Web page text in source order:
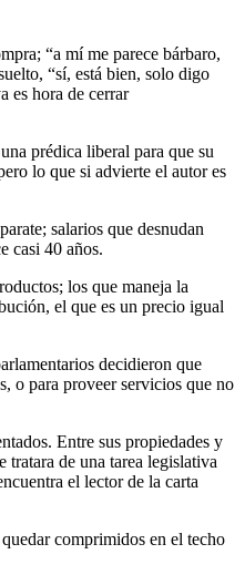
“a mí me parece bárbaro,
“sí, está bien, solo digo
es hora de cerrar
prédica liberal para que su
lo que si advierte el autor es
salarios que desnudan
casi 40 años.
los que maneja la
el que es un precio igual
decidieron que
o para proveer servicios que no
Entre sus propiedades y
tratara de una tarea legislativa
el lector de la carta
comprimidos en el techo